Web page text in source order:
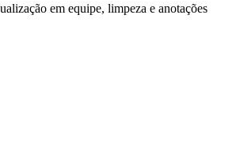
em equipe, limpeza e anotações